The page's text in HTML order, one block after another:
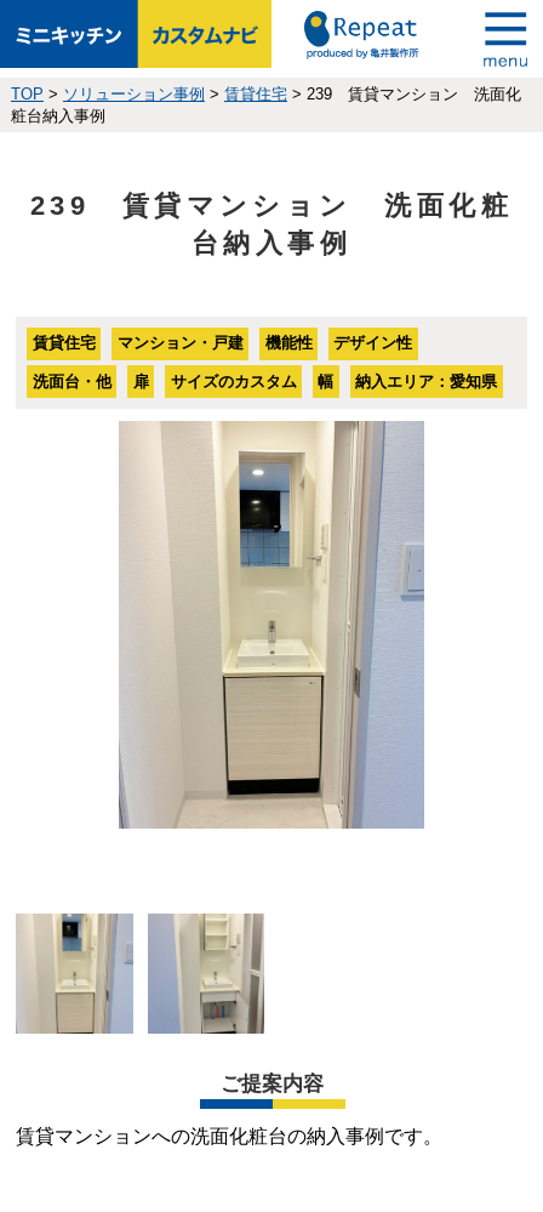
TOP > ソリューション事例 > 賃貸住宅> 239 賃貸マンション 洗面化
粧台納入事例
239 賃貸マンション 洗面化粧
台納入事例
賃貸住宅 マンション・戸建 機能性 デザイン性
洗面台・他 扉 サイズのカスタム 幅 納入エリア：愛知県
ご提案内容
賃貸マンションへの洗面化粧台の納入事例です。